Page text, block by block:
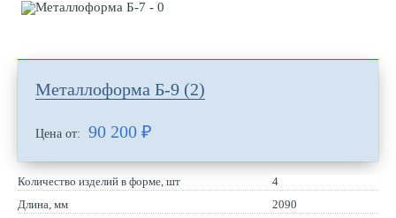
Металлоформа Б-9 (2)
Цена от: 90 200 ₽
Количество изделий в форме, шт
4
Длина, мм
2090